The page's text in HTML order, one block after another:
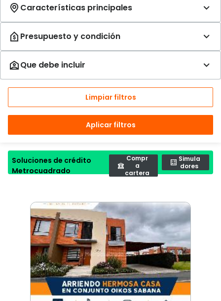
Limpiar filtros
Aplicar filtros
Soluciones de crédito
Metrocuadrado
Compr
a
cartera
Simula
dores